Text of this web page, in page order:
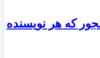
که هر نویسنده